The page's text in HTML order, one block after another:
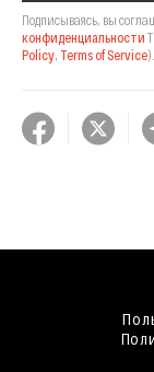
Подписываясь, вы
конфиденциальности
Policy, Terms of Service).